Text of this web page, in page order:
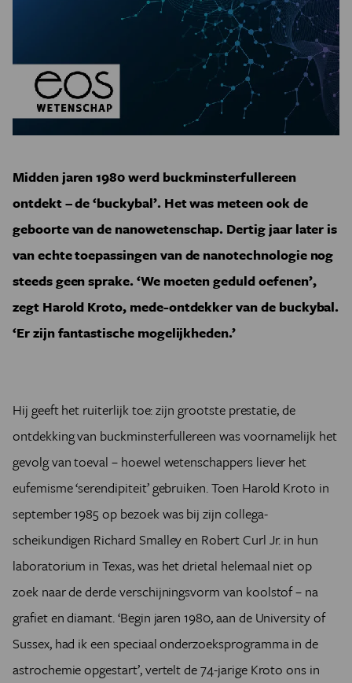
Midden jaren 1980 werd buckminsterfullereen
ontdekt – de ‘buckybal’. Het was meteen ook de
geboorte van de nanowetenschap. Dertig jaar later is
van echte toepassingen van de nanotechnologie nog
steeds geen sprake. ‘We moeten geduld oefenen’,
zegt Harold Kroto, mede-ontdekker van de buckybal.
‘Er zijn fantastische mogelijkheden.’
Hij geeft het ruiterlijk toe: zijn grootste prestatie, de
ontdekking van buckminsterfullereen was voornamelijk het
gevolg van toeval – hoewel wetenschappers liever het
eufemisme ‘serendipiteit’ gebruiken. Toen Harold Kroto in
september 1985 op bezoek was bij zijn collega-
scheikundigen Richard Smalley en Robert Curl Jr. in hun
laboratorium in Texas, was het drietal helemaal niet op
zoek naar de derde verschijningsvorm van koolstof – na
grafiet en diamant. ‘Begin jaren 1980, aan de University of
Sussex, had ik een speciaal onderzoeksprogramma in de
astrochemie opgestart’, vertelt de 74-jarige Kroto ons in